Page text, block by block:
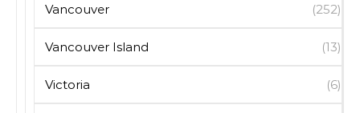
Vancouver (252)
Vancouver Island (13)
Victoria (6)